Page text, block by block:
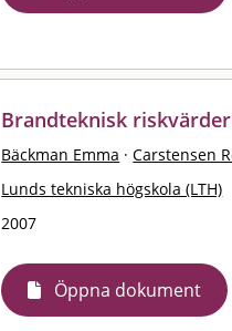
Brandteknisk
Bäckman Emma · Carstensen
Lunds tekniska högskola (LTH)
2007
Öppna dokument